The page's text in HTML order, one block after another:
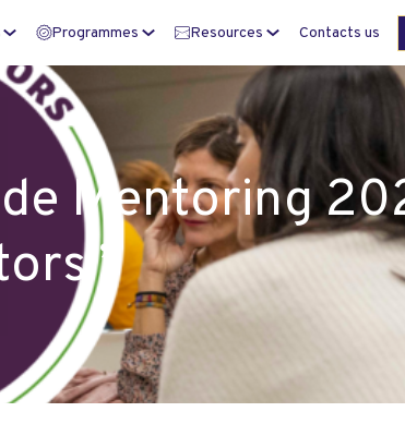
Programmes Resources Contacts us
Mentoring